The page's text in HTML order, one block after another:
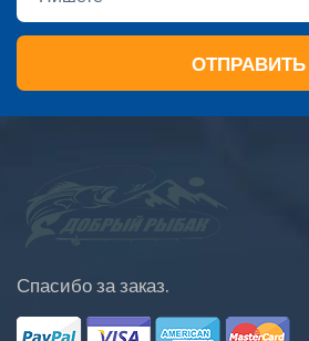
ОТПРАВИТЬ
Спасибо за заказ.